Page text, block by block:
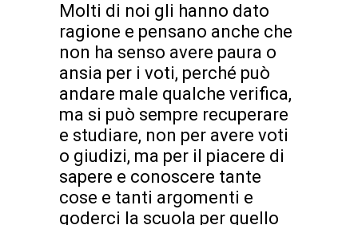
Molti di noi gli hanno dato
ragione e pensano anche che
non ha senso avere paura o
ansia per i voti, perché può
andare male qualche verifica,
ma si può sempre recuperare
e studiare, non per avere voti
o giudizi, ma per il piacere di
sapere e conoscere tante
cose e tanti argomenti e
goderci la scuola per quello